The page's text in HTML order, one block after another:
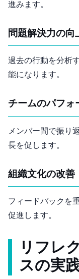
進みます。
問題解決力の向
過去の行動を分析
能になります。
チームのパフォ
メンバー間で振り
長を促します。
組織文化の改善
フィードバックを
促進します。
リフレ
スの実